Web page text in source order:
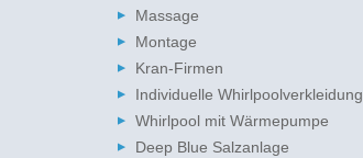
Massage
Montage
Kran-Firmen
Individuelle Whirlpoolverkleidung
Whirlpool mit Wärmepumpe
Deep Blue Salzanlage